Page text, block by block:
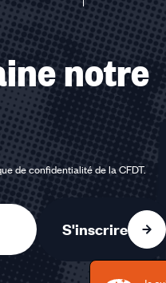
notre
de confidentialité de la CFDT.
S'inscrire